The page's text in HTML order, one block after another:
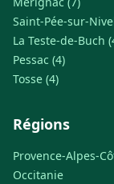
Saint-Pée-sur-
La Teste-de-Buch
Pessac (4)
Tosse (4)
Régions
Provence-Alpes-
Occitanie